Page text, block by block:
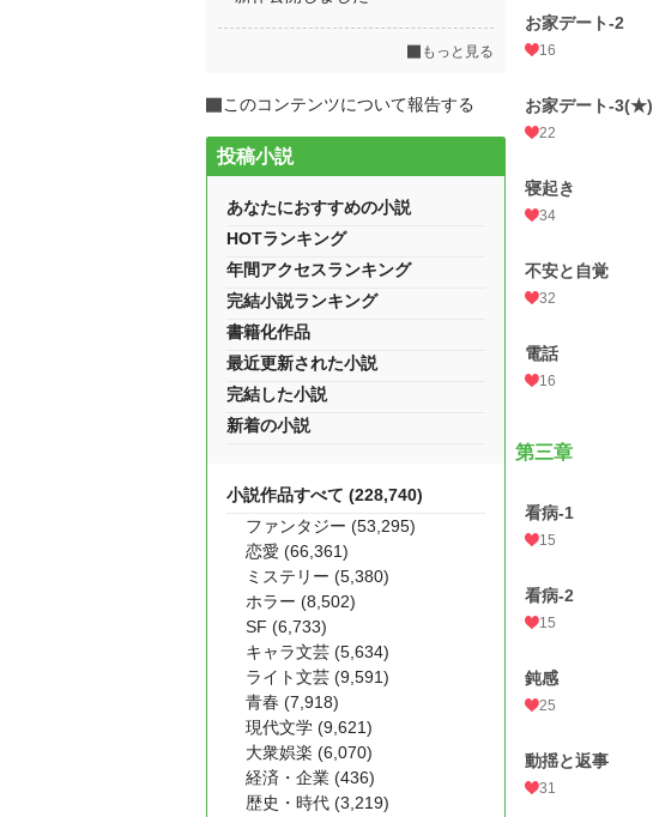
お家デート-2
16
お家デート-3(★)
22
寝起き
34
不安と自覚
32
電話
16
第三章
看病-1
15
看病-2
15
鈍感
25
動揺と返事
31
もっと見る
このコンテンツについて報告する
投稿小説
あなたにおすすめの小説
HOTランキング
年間アクセスランキング
完結小説ランキング
書籍化作品
最近更新された小説
完結した小説
新着の小説
小説作品すべて (228,740)
ファンタジー (53,295)
恋愛 (66,361)
ミステリー (5,380)
ホラー (8,502)
SF (6,733)
キャラ文芸 (5,634)
ライト文芸 (9,591)
青春 (7,918)
現代文学 (9,621)
大衆娯楽 (6,070)
経済・企業 (436)
歴史・時代 (3,219)